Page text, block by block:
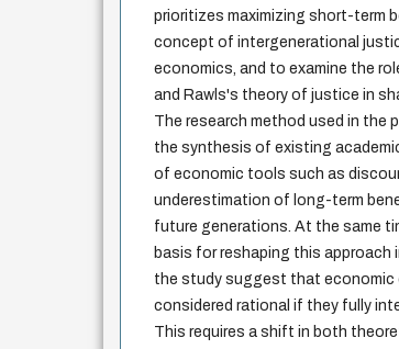
prioritizes maximizing short-term
concept of intergenerational
economics, and to examine the
and Rawls's theory of justice in
The research method used in the
the synthesis of existing
of economic tools such as
underestimation of long-term
future generations. At the same
basis for reshaping this approach
the study suggest that economic
considered rational if they fully
This requires a shift in both